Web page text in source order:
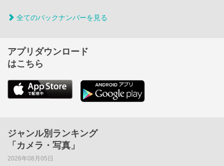
全てのバックナンバーを見る
アプリダウンロード
はこちら
ジャンル別ランキング
「カメラ・写真」
2026年08月05日